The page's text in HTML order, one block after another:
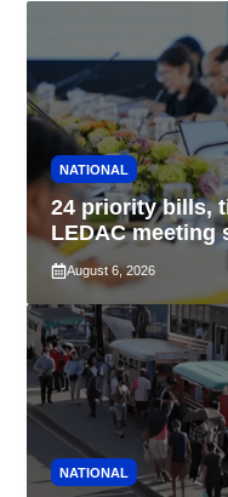
NATIONAL
24 priority bills,
LEDAC meeting
August 6, 2026
NATIONAL